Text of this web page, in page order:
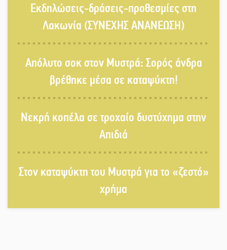
τέχνη της πέτρας
Ζουγανέλη το Σαϊνοπούλειο
δίνει «χρώμα» στον Αύγουστο του
Λαχίου
ξεσκέπασε η Αστυνομία
Μπαρόκ μελωδίες κάτω από την
Εκδηλώσεις-δράσεις-προθεσμίες στη
Λακωνία (ΣΥΝΕΧΗΣ ΑΝΑΝΕΩΣΗ)
Απόλυτο σοκ στον Μυστρά: Σορός άνδρα
βρέθηκε μέσα σε καταψύκτη!
Νεκρή κοπέλα σε τροχαίο δυστύχημα στην
Απιδιά
Στον καταψύκτη του Μυστρά για το «ζεστό»
χρήμα